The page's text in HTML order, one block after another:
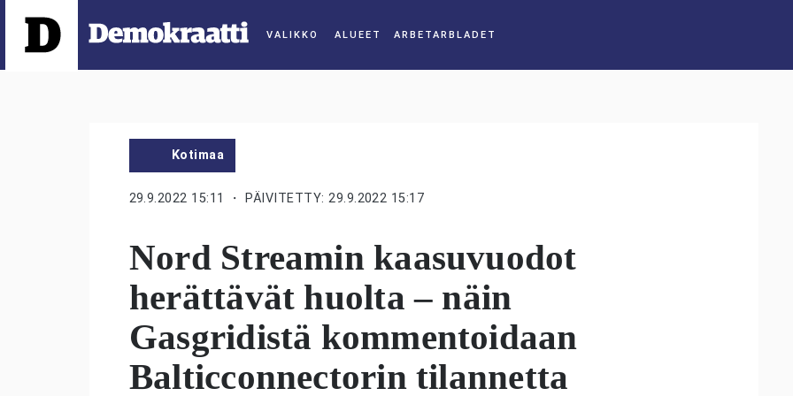
ALUEET
Kotimaa
29.9.2022 15:11 ・ PÄIVITETTY: 29.9.2022 15:17
Nord Streamin kaasuvuodot
herättävät huolta – näin
Gasgridistä kommentoidaan
Balticconnectorin tilannetta